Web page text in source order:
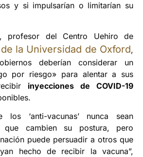
y si impulsarían o limitarían su
profesor del Centro Uehiro de
la Universidad de Oxford,
deberían considerar un
por riesgo» para alentar a sus
inyecciones de COVID-19
los ‘anti-vacunas’ nunca sean
que cambien su postura, pero
puede persuadir a otros que
hecho de recibir la vacuna”,